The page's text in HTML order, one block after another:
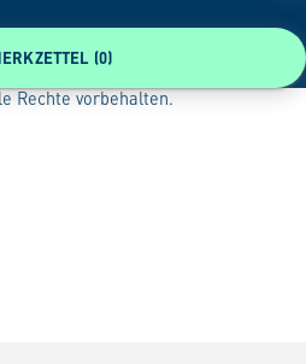
(0)
Rechte vorbehalten.